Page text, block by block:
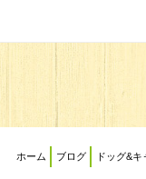
ホーム ブログ ドッグ&キ